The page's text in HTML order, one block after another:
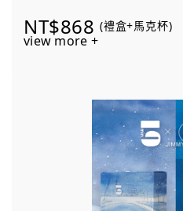
NT$868 (禮盒+馬克杯)
view more +